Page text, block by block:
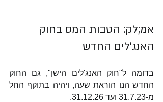
אמ;לק: הטבות המס בחוק
האנג'לים החדש
מ-31.7.23 ועד 31.12.26.